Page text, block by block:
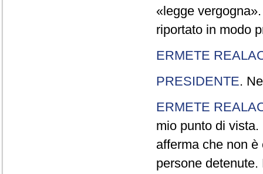
«legge
riportato in modo
ERMETE
PRESIDENTE.
ERMETE
mio punto di
afferma che non
persone